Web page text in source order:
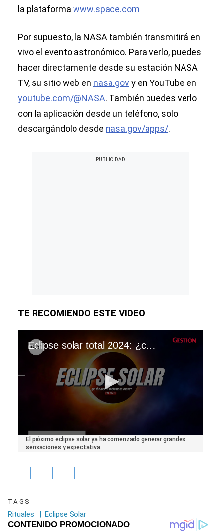
la plataforma www.space.com
Por supuesto, la NASA también transmitirá en
vivo el evento astronómico. Para verlo, puedes
hacer directamente desde su estación NASA
TV, su sitio web en nasa.govy en YouTube en
youtube.com/@NASA. También puedes verlo
con la aplicación desde un teléfono, solo
descargándolo desde nasa.gov/apps/.
TE RECOMIENDO ESTE VIDEO
Eclipse solar total 2024: ¿cuándo, a qué hora y dónde se podrá ver el fenómeno astronómico?
seconds
seconds
El próximo eclipse solar ya ha comenzado generar grandes
sensaciones y expectativa.
TAGS
Rituales | Eclipse Solar